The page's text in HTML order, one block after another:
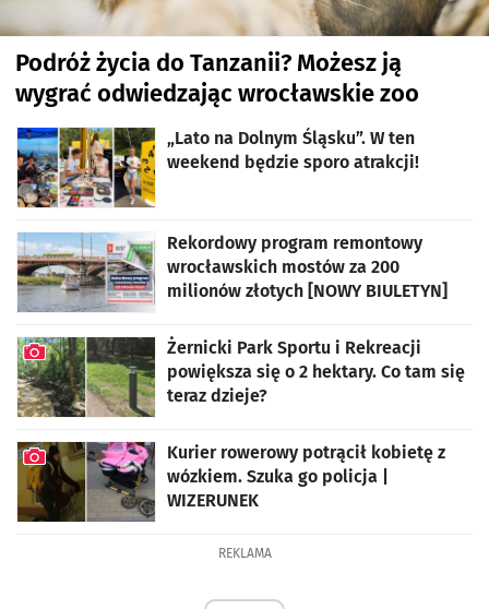
Podróż życia do Tanzanii? Możesz ją
wygrać odwiedzając wrocławskie zoo
„Lato na Dolnym Śląsku”. W ten
weekend będzie sporo atrakcji!
Rekordowy program remontowy
wrocławskich mostów za 200
milionów złotych [NOWY BIULETYN]
Żernicki Park Sportu i Rekreacji
powiększa się o 2 hektary. Co tam się
teraz dzieje?
Kurier rowerowy potrącił kobietę z
wózkiem. Szuka go policja |
WIZERUNEK
REKLAMA